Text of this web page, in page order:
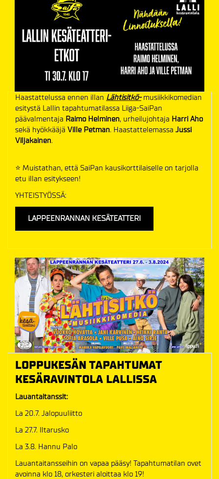
Haastattelussa ennen illan Lähtisitkö-musiikkikomedian
esitystä Lallin tapahtumatilassa Liiga-SaiPan
päävalmentaja Raimo Helminen, urheilujohtaja Harri Aho
sekä hyökkääjä Ville Petman. Haastattelemassa Jussi
Viljakainen.
⭐️ Muistathan, että SaiPan kausikorttilaiselle on tarjolla
etu illan esitykseen!
YHTEISTYÖSSÄ:
LAPPEENRANNAN KESÄTEATTERI
LOPPUKESÄN TAPAHTUMAT
KESÄRAVINTOLA LALLISSA
Lauantaitanssit:
La 20.7. Jalopuuliitto
La 27.7. Iltarusko
La 3.8. Hannu Palo
Lauantaitansseihin on vapaa pääsy! Tapahtumatilan ovet
avoinna klo 18, orkesteri aloittaa klo 19!